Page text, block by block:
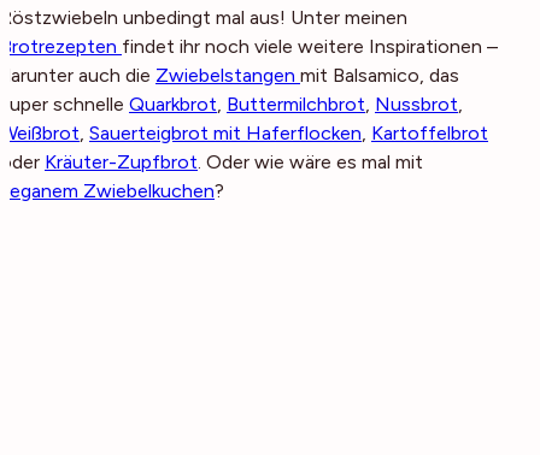
Röstzwiebeln unbedingt mal aus! Unter meinen
Brotrezepten findet ihr noch viele weitere Inspirationen –
darunter auch die Zwiebelstangen mit Balsamico, das
super schnelle Quarkbrot Buttermilchbrot Nussbrot
Weißbrot Sauerteigbrot mit Haferflocken Kartoffelbrot
oder Kräuter-Zupfbrot . Oder wie wäre es mal mit
veganem Zwiebelkuchen?